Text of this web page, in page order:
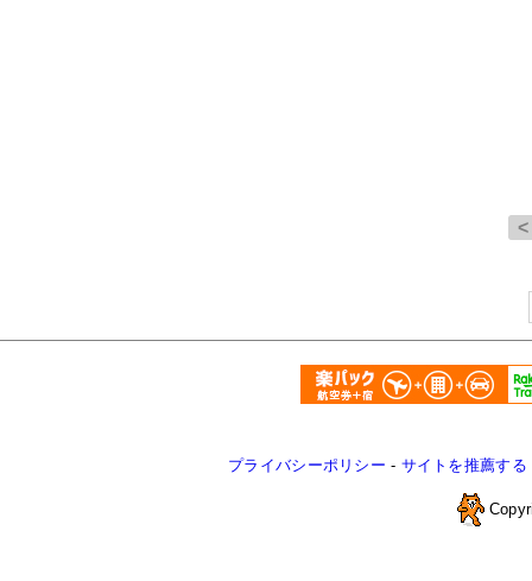
プライバシーポリシー - サイトを推薦する